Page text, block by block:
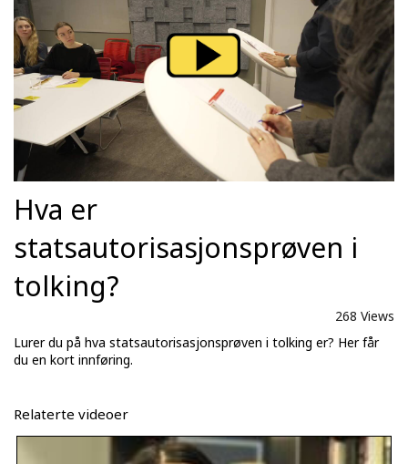
Hva er
statsautorisasjonsprøven i
tolking?
268 Views
Lurer du på hva statsautorisasjonsprøven i tolking er? Her får
du en kort innføring.
Relaterte videoer